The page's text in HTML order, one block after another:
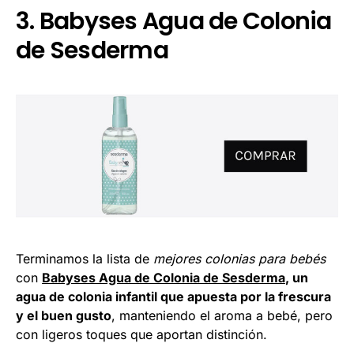
3. Babyses Agua de Colonia
de Sesderma
Terminamos la lista de mejores colonias para bebés
con Babyses Agua de Colonia de Sesderma, un
agua de colonia infantil que apuesta por la frescura
y el buen gusto, manteniendo el aroma a bebé, pero
con ligeros toques que aportan distinción.